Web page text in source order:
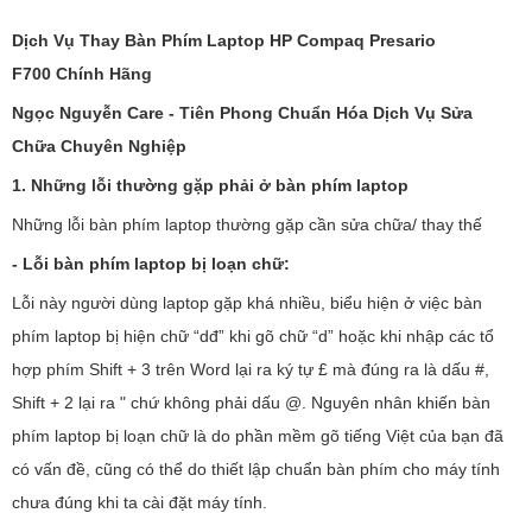
Dịch Vụ Thay Bàn Phím Laptop HP Compaq Presario
F700 Chính Hãng
Ngọc Nguyễn Care - Tiên Phong Chuẩn Hóa Dịch Vụ Sửa
Chữa Chuyên Nghiệp
1. Những lỗi thường gặp phải ở bàn phím laptop
Những lỗi bàn phím laptop thường gặp cần sửa chữa/ thay thế
- Lỗi bàn phím laptop bị loạn chữ:
Lỗi này người dùng laptop gặp khá nhiều, biểu hiện ở việc bàn
phím laptop bị hiện chữ “dđ” khi gõ chữ “d” hoặc khi nhập các tổ
hợp phím Shift + 3 trên Word lại ra ký tự £ mà đúng ra là dấu #,
Shift + 2 lại ra " chứ không phải dấu @. Nguyên nhân khiến bàn
phím laptop bị loạn chữ là do phần mềm gõ tiếng Việt của bạn đã
có vấn đề, cũng có thể do thiết lập chuẩn bàn phím cho máy tính
chưa đúng khi ta cài đặt máy tính.